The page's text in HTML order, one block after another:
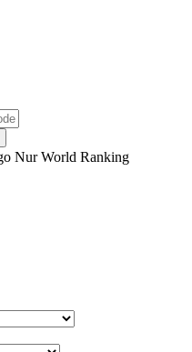
Nur World Ranking